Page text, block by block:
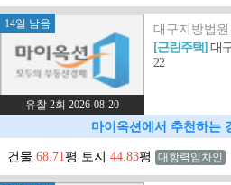
14일 남음
유찰 2회 2026-08-20
대구지방법원
[근린주택]대
22
마이옥션에서 추천하는
건물 68.71평 토지 44.83평 대항력임차인